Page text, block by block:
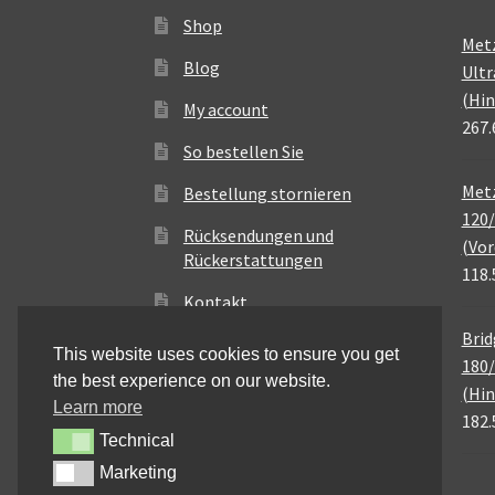
Shop
Blog
My account
So bestellen Sie
Bestellung stornieren
Rücksendungen und
Rückerstattungen
Kontakt
This website uses cookies to ensure you get
the best experience on our website.
Learn more
TechnicalTechnical
MarketingMarketing